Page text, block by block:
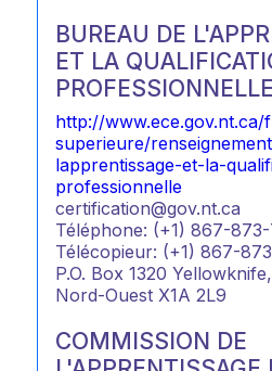
BUREAU DE
ET LA
PROFESSIONNELLE
http://
superieure/
lapprentissage-et-la-
professionnelle
certification@gov.nt.ca
Téléphone: (+1) 867-
Télécopieur: (+1) 867-
P.O. Box 1320
Nord-Ouest X1A 2L9
COMMISSION DE